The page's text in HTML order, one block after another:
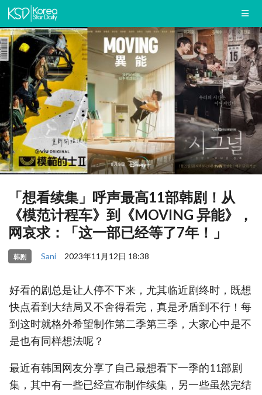
「想看续集」呼声最高11部韩剧！从
《模范计程车》到《MOVING 异能》，
网哀求：「这一部已经等了7年！」
韩剧 Sani 2023年11月12日 18:38
好看的剧总是让人停不下来，尤其临近剧终时，既想
快点看到大结局又不舍得看完，真是矛盾到不行！每
到这时就格外希望制作第二季第三季，大家心中是不
是也有同样想法呢？
最近有韩国网友分享了自己最想看下一季的11部剧
集，其中有一些已经宣布制作续集，另一些虽然完结